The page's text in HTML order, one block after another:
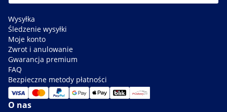
Wysyłka
Śledzenie wysyłki
Moje konto
Zwrot i anulowanie
Gwarancja premium
FAQ
Bezpieczne metody płatności
O nas